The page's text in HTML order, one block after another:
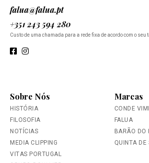
falua@falua.pt
+351 243 594 280
Custo de uma chamada para a rede fixa de acordo com o seu
Sobre Nós
HISTÓRIA
FILOSOFIA
NOTÍCIAS
MEDIA CLIPPING
VITAS PORTUGAL
Marcas
CONDE
FALUA
BARÃO DO
QUINTA DE